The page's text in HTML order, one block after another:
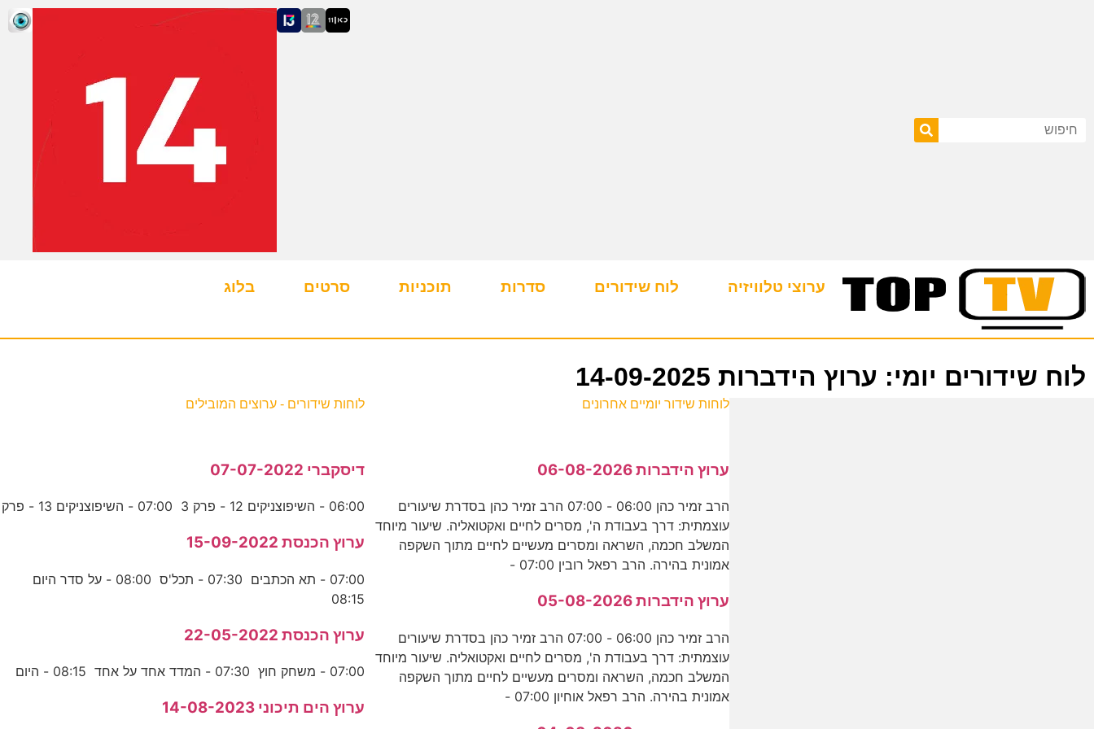
ערוצי טלוויזיה לוח שידורים סדרות תוכניות סרטים בלוג
לוח שידורים יומי: ערוץ הידברות 14-09-2025
לוחות שידור יומיים אחרונים
ערוץ הידברות 06-08-2026
הרב זמיר כהן 06:00 - 07:00 הרב זמיר כהן בסדרת שיעורים
עוצמתית: דרך בעבודת ה', מסרים לחיים ואקטואליה. שיעור מיוחד
המשלב חכמה, השראה ומסרים מעשיים לחיים מתוך השקפה
אמונית בהירה. הרב רפאל רובין 07:00 -
ערוץ הידברות 05-08-2026
הרב זמיר כהן 06:00 - 07:00 הרב זמיר כהן בסדרת שיעורים
עוצמתית: דרך בעבודת ה', מסרים לחיים ואקטואליה. שיעור מיוחד
המשלב חכמה, השראה ומסרים מעשיים לחיים מתוך השקפה
אמונית בהירה. הרב רפאל אוחיון 07:00 -
לוחות שידורים - ערוצים המובילים
דיסקברי 07-07-2022
06:00 - השיפוצניקים 12 - פרק 3 07:00 - השיפוצניקים 13 - פרק
ערוץ הכנסת 15-09-2022
07:00 - תא הכתבים 07:30 - תכל'ס 08:00 - על סדר היום
08:15
ערוץ הכנסת 22-05-2022
07:00 - משחק חוץ 07:30 - המדד אחד על אחד 08:15 - היום
ערוץ הים תיכוני 14-08-2023